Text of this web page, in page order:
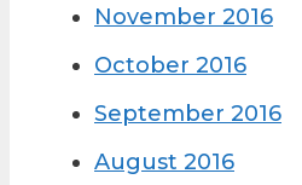
November 2016
October 2016
September 2016
August 2016